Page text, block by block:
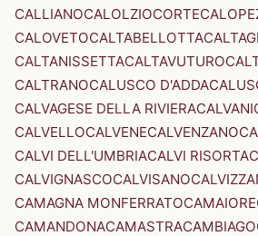
CALLIANOCALOLZIOCORTE
CALOVETOCALTABELLOTTA
CALTANISSETTACALTAVUTURO
CALTRANOCALUSCO D'ADDA
CALVAGESE DELLA RIVIERA
CALVELLOCALVENECALVENZANO
CALVI DELL'UMBRIACALVI RISORTA
CALVIGNASCOCALVISANO
CAMAGNA MONFERRATOCAMAIORE
CAMANDONACAMASTRACAMBIAGO